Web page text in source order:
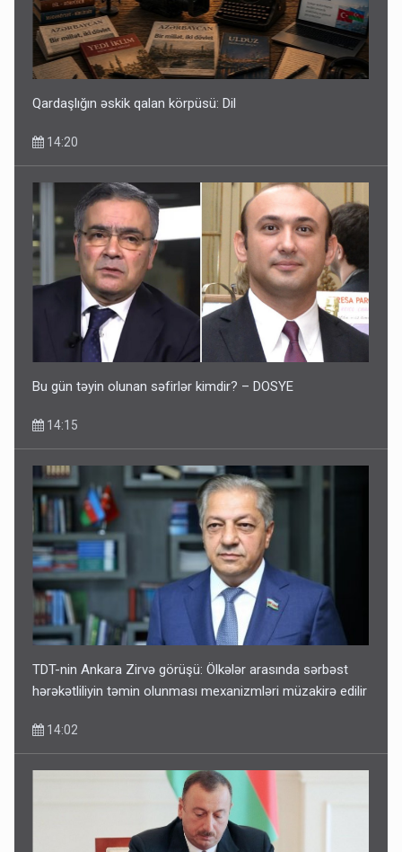
Qardaşlığın əskik qalan körpüsü: Dil
14:20
Bu gün təyin olunan səfirlər kimdir? – DOSYE
14:15
TDT-nin Ankara Zirvə görüşü: Ölkələr arasında sərbəst
hərəkətliliyin təmin olunması mexanizmləri müzakirə edilir
14:02